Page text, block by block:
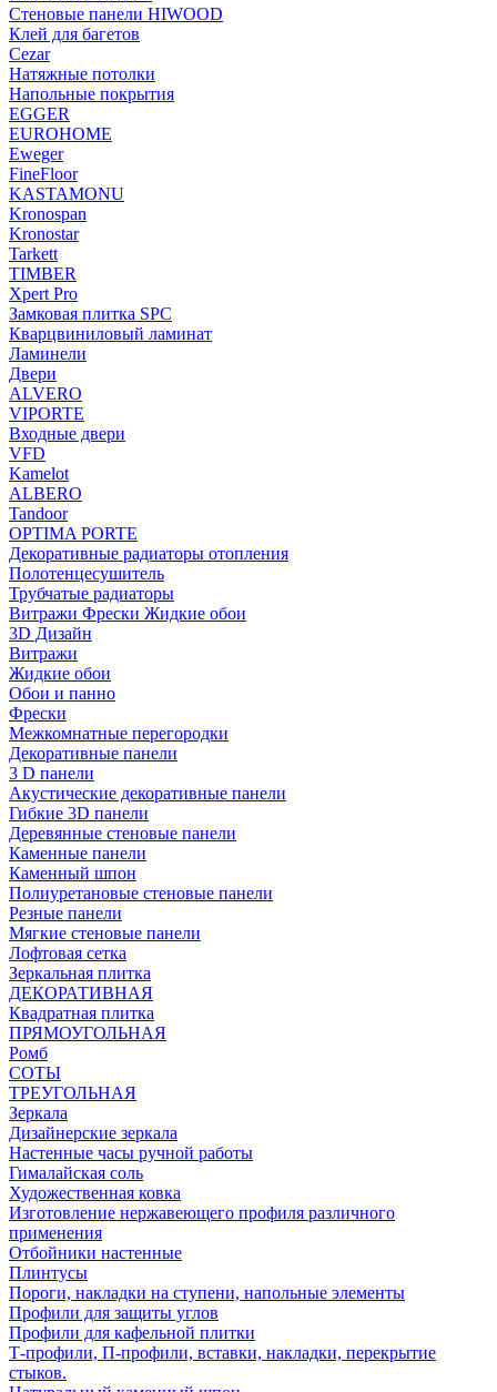
Стеновые панели HIWOOD
Клей для багетов
Cezar
Натяжные потолки
Напольные покрытия
EGGER
EUROHOME
Eweger
FineFloor
KASTAMONU
Kronospan
Kronostar
Tarkett
TIMBER
Xpert Pro
Замковая плитка SPC
Кварцвиниловый ламинат
Ламинели
Двери
ALVERO
VIPORTE
Входные двери
VFD
Kamelot
ALBERO
Tandoor
OPTIMA PORTE
Декоративные радиаторы отопления
Полотенцесушитель
Трубчатые радиаторы
Витражи Фрески Жидкие обои
3D Дизайн
Витражи
Жидкие обои
Обои и панно
Фрески
Межкомнатные перегородки
Декоративные панели
3 D панели
Акустические декоративные панели
Гибкие 3D панели
Деревянные стеновые панели
Каменные панели
Каменный шпон
Полиуретановые стеновые панели
Резные панели
Мягкие стеновые панели
Лофтовая сетка
Зеркальная плитка
ДЕКОРАТИВНАЯ
Квадратная плитка
ПРЯМОУГОЛЬНАЯ
Ромб
СОТЫ
ТРЕУГОЛЬНАЯ
Зеркала
Дизайнерские зеркала
Настенные часы ручной работы
Гималайская соль
Художественная ковка
Изготовление нержавеющего профиля различного
применения
Отбойники настенные
Плинтусы
Пороги, накладки на ступени, напольные элементы
Профили для защиты углов
Профили для кафельной плитки
Т-профили, П-профили, вставки, накладки, перекрытие
стыков.